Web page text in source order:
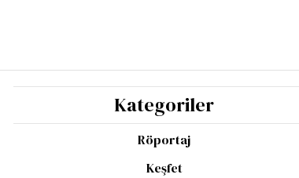
Kategoriler
Röportaj
Keşfet